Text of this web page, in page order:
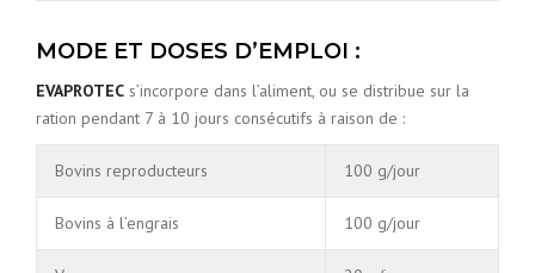
MODE ET DOSES D’EMPLOI :
EVAPROTEC s’incorpore dans l’aliment, ou se distribue sur la
ration pendant 7 à 10 jours consécutifs à raison de :
Bovins reproducteurs 100 g/jour
Bovins à l’engrais 100 g/jour